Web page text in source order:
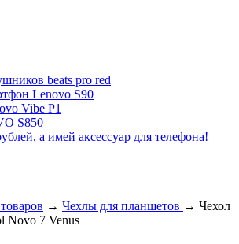
beats pro red
Lenovo S90
Vibe P1
S850
а имей аксессуар для телефона!
→ Чехлы для планшетов → Чехол
7 Venus